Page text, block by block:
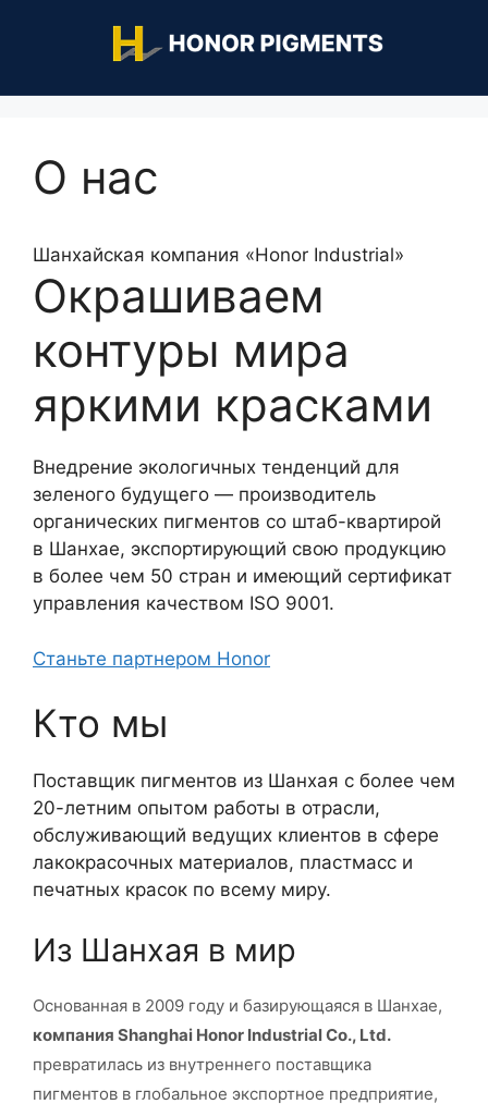
О нас
Шанхайская компания «Honor Industrial»
Окрашиваем
контуры мира
яркими красками
Внедрение экологичных тенденций для
зеленого будущего — производитель
органических пигментов со штаб-квартирой
в Шанхае, экспортирующий свою продукцию
в более чем 50 стран и имеющий сертификат
управления качеством ISO 9001.
Станьте партнером Honor
Кто мы
Поставщик пигментов из Шанхая с более чем
20-летним опытом работы в отрасли,
обслуживающий ведущих клиентов в сфере
лакокрасочных материалов, пластмасс и
печатных красок по всему миру.
Из Шанхая в мир
Основанная в 2009 году и базирующаяся в Шанхае,
компания Shanghai Honor Industrial Co., Ltd.
превратилась из внутреннего поставщика
пигментов в глобальное экспортное предприятие,